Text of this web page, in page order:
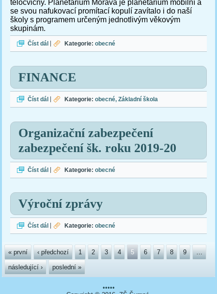
tělocvičny. Planetárium Morava je planetárium mobilní a
se svou nafukovací promítací kopulí zavítalo i do naší
školy s programem určeným jednotlivým věkovým
skupinám.
Číst dál Planetárium
Kategorie:obecné
FINANCE
Číst dál FINANCEKategorie:obecné Základní škola
Organizační zabezpečení
zabezpečení šk. roku 2019-20
Číst dál Organizační zabezpečení zabezpečení šk. roku 2019-20
Kategorie:obecné
Výroční zprávy
Číst dál Výroční zprávy
Kategorie:obecné
Stránky
« první ‹ předchozí 1 2 3 4 5 6 7 8 9 …
následující › poslední »
•••••